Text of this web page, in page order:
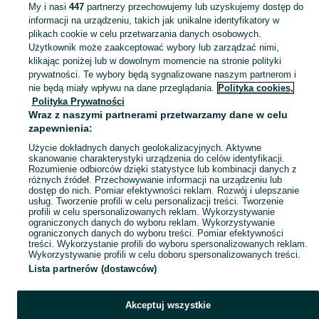
KATEGORIA
Skorzystaj z największego serwisu ogłoszeniowego - Wielka Wieś i okolice! Kupuj to, czego pragniesz i sprzedawaj to, czego już nie potrzebujesz! Zobacz
Mapa kategorii
Mapa miejscowości
Mapa ministron
Popularne wyszukiwania
My i nasi 447partnerzy przechowujemy lub uzyskujemy dostęp do
informacji na urządzeniu, takich jak unikalne identyfikatory w
plikach cookie w celu przetwarzania danych osobowych.
Użytkownik może zaakceptować wybory lub zarządzać nimi,
klikając poniżej lub w dowolnym momencie na stronie polityki
prywatności. Te wybory będą sygnalizowane naszym partnerom i
nie będą miały wpływu na dane przeglądania. Polityka cookies,
Polityka Prywatności
Wraz z naszymi partnerami przetwarzamy dane w celu
zapewnienia:
Użycie dokładnych danych geolokalizacyjnych. Aktywne
skanowanie charakterystyki urządzenia do celów identyfikacji.
Rozumienie odbiorców dzięki statystyce lub kombinacji danych z
różnych źródeł. Przechowywanie informacji na urządzeniu lub
dostęp do nich. Pomiar efektywności reklam. Rozwój i ulepszanie
usług. Tworzenie profili w celu personalizacji treści. Tworzenie
profili w celu spersonalizowanych reklam. Wykorzystywanie
ograniczonych danych do wyboru reklam. Wykorzystywanie
ograniczonych danych do wyboru treści. Pomiar efektywności
treści. Wykorzystanie profili do wyboru spersonalizowanych reklam.
Wykorzystywanie profili w celu doboru spersonalizowanych treści.
Lista partnerów (dostawców)
Akceptuj wszystkie